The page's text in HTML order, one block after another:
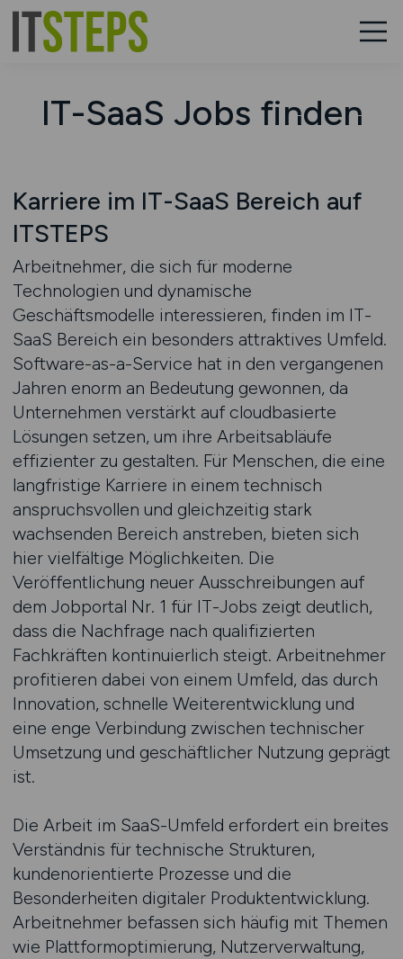
IT-SaaS Jobs finden
Karriere im IT-SaaS Bereich auf
ITSTEPS
Arbeitnehmer, die sich für moderne
Technologien und dynamische
Geschäftsmodelle interessieren, finden im IT-
SaaS Bereich ein besonders attraktives Umfeld.
Software-as-a-Service hat in den vergangenen
Jahren enorm an Bedeutung gewonnen, da
Unternehmen verstärkt auf cloudbasierte
Lösungen setzen, um ihre Arbeitsabläufe
effizienter zu gestalten. Für Menschen, die eine
langfristige Karriere in einem technisch
anspruchsvollen und gleichzeitig stark
wachsenden Bereich anstreben, bieten sich
hier vielfältige Möglichkeiten. Die
Veröffentlichung neuer Ausschreibungen auf
dem Jobportal Nr. 1 für IT-Jobs zeigt deutlich,
dass die Nachfrage nach qualifizierten
Fachkräften kontinuierlich steigt. Arbeitnehmer
profitieren dabei von einem Umfeld, das durch
Innovation, schnelle Weiterentwicklung und
eine enge Verbindung zwischen technischer
Umsetzung und geschäftlicher Nutzung geprägt
ist.
Die Arbeit im SaaS-Umfeld erfordert ein breites
Verständnis für technische Strukturen,
kundenorientierte Prozesse und die
Besonderheiten digitaler Produktentwicklung.
Arbeitnehmer befassen sich häufig mit Themen
wie Plattformoptimierung, Nutzerverwaltung,